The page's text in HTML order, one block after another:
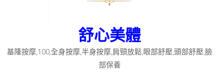
舒心美體
基隆按摩,100,全身按摩,半身按摩,肩頸放鬆,眼部舒壓,頭部舒壓,臉
部保養